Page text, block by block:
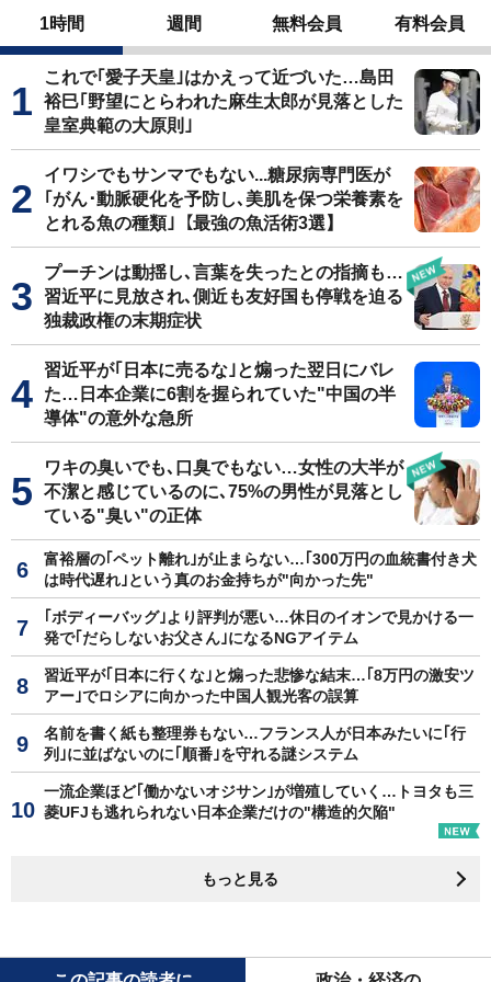
1時間 週間 無料会員 有料会員
これで｢愛子天皇｣はかえって近づいた…島田
裕巳｢野望にとらわれた麻生太郎が見落とした
皇室典範の大原則｣
イワシでもサンマでもない...糖尿病専門医が
｢がん･動脈硬化を予防し､美肌を保つ栄養素を
とれる魚の種類｣【最強の魚活術3選】
プーチンは動揺し､言葉を失ったとの指摘も…
習近平に見放され､側近も友好国も停戦を迫る
独裁政権の末期症状
習近平が｢日本に売るな｣と煽った翌日にバレ
た…日本企業に6割を握られていた"中国の半
導体"の意外な急所
ワキの臭いでも､口臭でもない…女性の大半が
不潔と感じているのに､75%の男性が見落とし
ている"臭い"の正体
富裕層の｢ペット離れ｣が止まらない…｢300万円の血統書付き犬
は時代遅れ｣という真のお金持ちが"向かった先"
｢ボディーバッグ｣より評判が悪い…休日のイオンで見かける一
発で｢だらしないお父さん｣になるNGアイテム
習近平が｢日本に行くな｣と煽った悲惨な結末…｢8万円の激安ツ
アー｣でロシアに向かった中国人観光客の誤算
名前を書く紙も整理券もない…フランス人が日本みたいに｢行
列｣に並ばないのに｢順番｣を守れる謎システム
一流企業ほど｢働かないオジサン｣が増殖していく…トヨタも三
菱UFJも逃れられない日本企業だけの"構造的欠陥"
もっと見る